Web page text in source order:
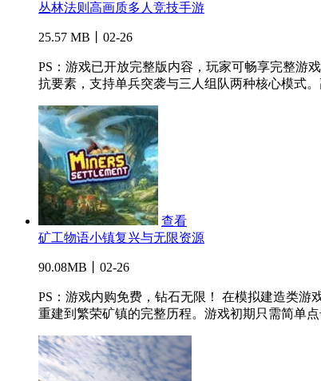
丛林法则高画质多人竞技手游
25.57 MB丨02-26
PS：游戏已开放完整版内容，玩家可畅享完整游
抗要素，支持单兵突袭与三人组队两种核心模式。
查看
矿工物语小镇复兴与无限资源
90.08MB丨02-26
PS：游戏内购免费，钻石无限！ 在模拟建造类
重建到繁荣矿镇的完整历程。游戏初期只需简单点